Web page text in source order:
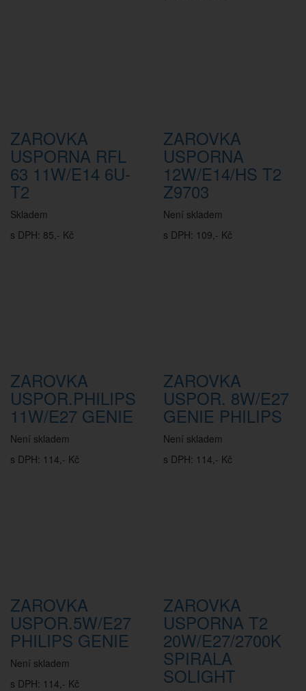
ZAROVKA
USPORNA RFL
63 11W/E14 6U-
T2
Skladem
s DPH: 85,- Kč
ZAROVKA
USPORNA
12W/E14/HS T2
Z9703
Není skladem
s DPH: 109,- Kč
ZAROVKA
USPOR.PHILIPS
11W/E27 GENIE
Není skladem
s DPH: 114,- Kč
ZAROVKA
USPOR. 8W/E27
GENIE PHILIPS
Není skladem
s DPH: 114,- Kč
ZAROVKA
USPOR.5W/E27
PHILIPS GENIE
Není skladem
s DPH: 114,- Kč
ZAROVKA
USPORNA T2
20W/E27/2700K
SPIRALA
SOLIGHT